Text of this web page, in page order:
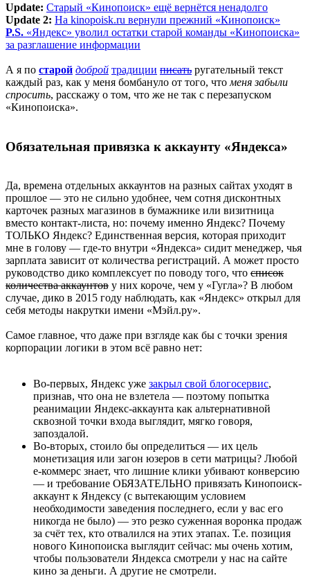
Update: Старый «Кинопоиск» ещё вернётся ненадолго
Update 2: На kinopoisk.ru вернули прежний «Кинопоиск»
P.S. «Яндекс» уволил остатки старой команды «Кинопоиска»
за разглашение информации
А я по старой доброй традиции писать ругательный текст
каждый раз, как у меня бомбануло от того, что меня забыли
спросить, расскажу о том, что же не так с перезапуском
«Кинопоиска».
Обязательная привязка к аккаунту «Яндекса»
Да, времена отдельных аккаунтов на разных сайтах уходят в
прошлое — это не сильно удобнее, чем сотня дисконтных
карточек разных магазинов в бумажнике или визитница
вместо контакт-листа, но: почему именно Яндекс? Почему
ТОЛЬКО Яндекс? Единственная версия, которая приходит
мне в голову — где-то внутри «Яндекса» сидит менеджер, чья
зарплата зависит от количества регистраций. А может просто
руководство дико комплексует по поводу того, что список
количества аккаунтов у них короче, чем у «Гугла»? В любом
случае, дико в 2015 году наблюдать, как «Яндекс» открыл для
себя методы накрутки имени «Мэйл.ру».
Самое главное, что даже при взгляде как бы с точки зрения
корпорации логики в этом всё равно нет:
Во-первых, Яндекс уже закрыл свой блогосервис,
признав, что она не взлетела — поэтому попытка
реанимации Яндекс-аккаунта как альтернативной
сквозной точки входа выглядит, мягко говоря,
запоздалой.
Во-вторых, стоило бы определиться — их цель
монетизация или загон юзеров в сети матрицы? Любой
е-коммерс знает, что лишние клики убивают конверсию
— и требование ОБЯЗАТЕЛЬНО привязать Кинопоиск-
аккаунт к Яндексу (с вытекающим условием
необходимости заведения последнего, если у вас его
никогда не было) — это резко суженная воронка продаж
за счёт тех, кто отвалился на этих этапах. Т.е. позиция
нового Кинопоиска выглядит сейчас: мы очень хотим,
чтобы пользователи Яндекса смотрели у нас на сайте
кино за деньги. А другие не смотрели.